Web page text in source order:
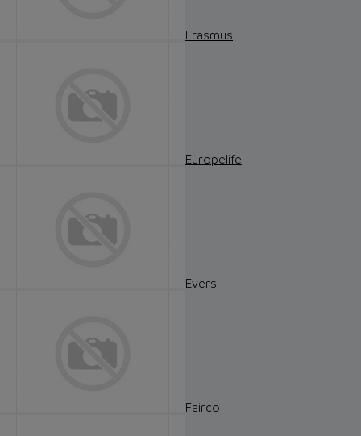
Erasmus
Europelife
Evers
Fairco